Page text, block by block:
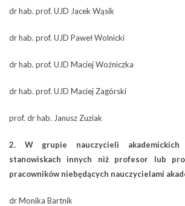
dr hab. prof. UJD Jacek Wąsik
dr hab. prof. UJD Paweł Wolnicki
dr hab. prof. UJD Maciej Woźniczka
dr hab. prof. UJD Maciej Zagórski
prof. dr hab. Janusz Zuziak
2. W grupie nauczycieli akademickich
stanowiskach innych niż profesor lub
pracowników niebędących nauczycielami
dr Monika Bartnik